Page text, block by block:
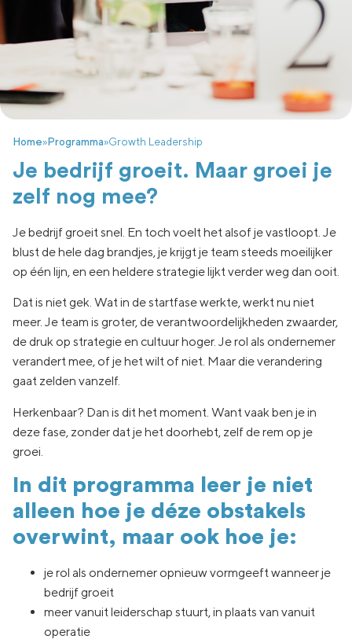
Home»Programma»Growth Leadership
Je bedrijf groeit. Maar groei je
zelf nog mee?
Je bedrijf groeit snel. En toch voelt het alsof je vastloopt. Je
blust de hele dag brandjes, je krijgt je team steeds moeilijker
op één lijn, en een heldere strategie lijkt verder weg dan ooit.
Dat is niet gek. Wat in de startfase werkte, werkt nu niet
meer. Je team is groter, de verantwoordelijkheden zwaarder,
de druk op strategie en cultuur hoger. Je rol als ondernemer
verandert mee, of je het wilt of niet. Maar die verandering
gaat zelden vanzelf.
Herkenbaar? Dan is dit het moment. Want vaak ben je in
deze fase, zonder dat je het doorhebt, zelf de rem op je
groei.
In dit programma leer je niet
alleen hoe je déze obstakels
overwint, maar ook hoe je:
je rol als ondernemer opnieuw vormgeeft wanneer je
bedrijf groeit
meer vanuit leiderschap stuurt, in plaats van vanuit
operatie